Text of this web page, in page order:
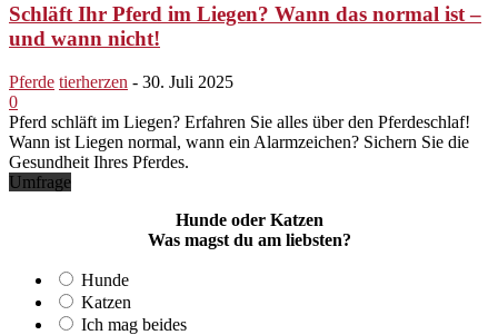
Schläft Ihr Pferd im Liegen? Wann das normal ist –
und wann nicht!
Pferde tierherzen - 30. Juli 2025
0
Pferd schläft im Liegen? Erfahren Sie alles über den Pferdeschlaf!
Wann ist Liegen normal, wann ein Alarmzeichen? Sichern Sie die
Gesundheit Ihres Pferdes.
Umfrage
Hunde oder Katzen
Was magst du am liebsten?
Hunde
Katzen
Ich mag beides